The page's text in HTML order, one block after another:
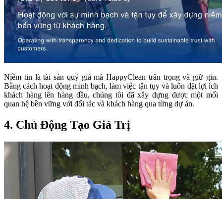
Niềm tin là tài sản quý giá mà HappyClean trân trọng và giữ gìn.
Bằng cách hoạt động minh bạch, làm việc tận tụy và luôn đặt lợi ích
khách hàng lên hàng đầu, chúng tôi đã xây dựng được một mối
quan hệ bền vững với đối tác và khách hàng qua từng dự án.
4. Chủ Động Tạo Giá Trị